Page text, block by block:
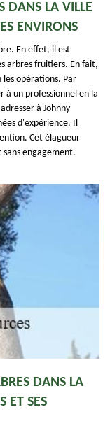
DANS LA VILLE
ENVIRONS
En effet, il est
arbres fruitiers. En fait,
les opérations. Par
à un professionnel en la
à Johnny
d'expérience. Il
Cet élagueur
engagement.
DANS LA
ET SES